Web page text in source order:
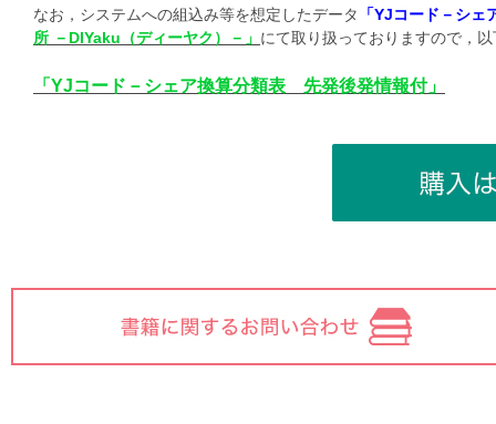
なお，システムへの組込み等を想定したデータ
「YJコード－シ
所 －DIYaku（ディーヤク）－」 にて取り扱っておりますので，
「YJコード－シェア換算分類表 先発後発情報付」